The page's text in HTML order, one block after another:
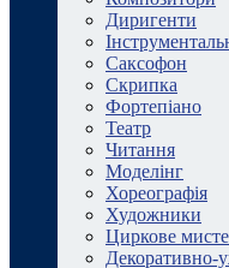
Диригенти
Саксофон
Скрипка
Фортепіано
Театр
Читання
Моделінг
Хореографія
Художники
Циркове
Декоративно-